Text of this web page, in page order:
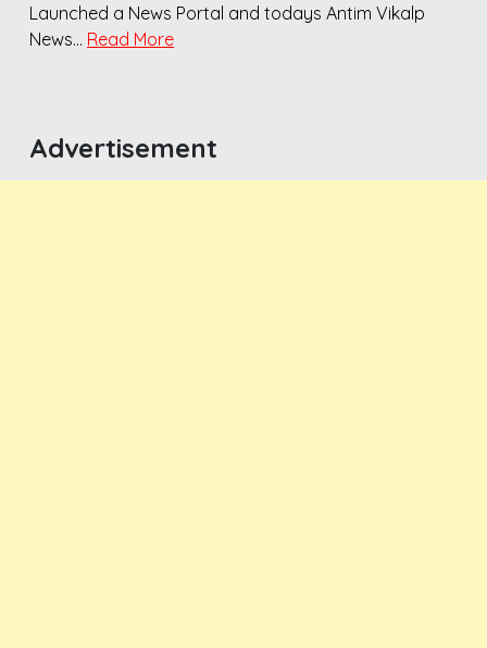
Launched a News Portal and todays Antim Vikalp
News… Read More
Advertisement